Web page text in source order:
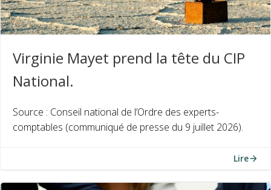
Virginie Mayet prend la tête du CIP
National.
Source : Conseil national de l’Ordre des experts-
comptables (communiqué de presse du 9 juillet 2026).
Lire